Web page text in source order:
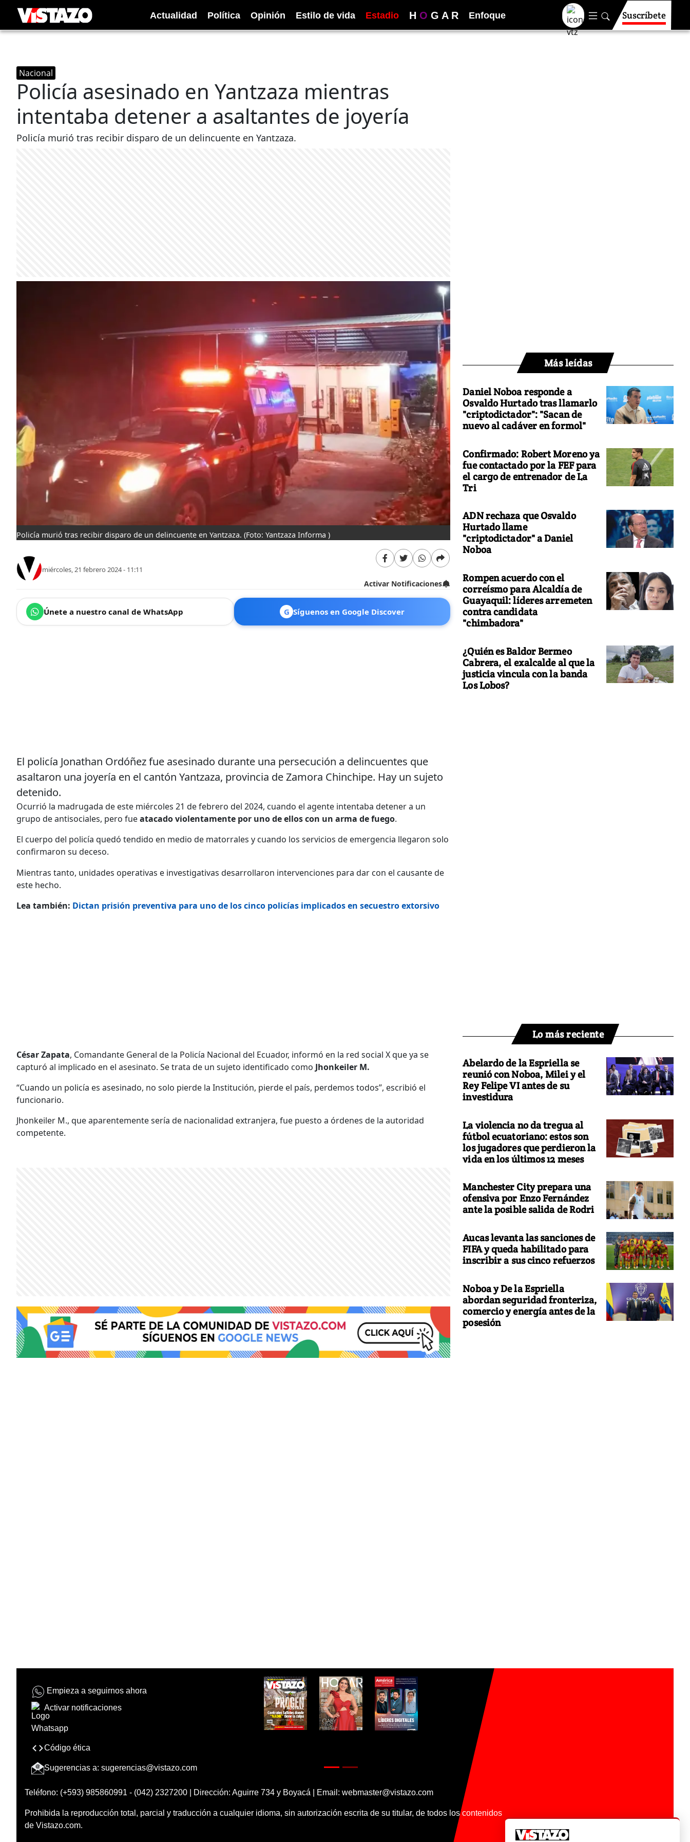
Actualidad Política Opinión Estilo de vida Estadio H O G A R Enfoque Suscríbete
Nacional
Policía asesinado en Yantzaza mientras
intentaba detener a asaltantes de joyería
Policía murió tras recibir disparo de un delincuente en Yantzaza.
Policía murió tras recibir disparo de un delincuente en Yantzaza. (Foto: Yantzaza Informa )
miércoles, 21 febrero 2024 - 11:11
Activar Notificaciones
Únete a nuestro canal de WhatsApp G Síguenos en Google Discover
El policía Jonathan Ordóñez fue asesinado durante una persecución a delincuentes que
asaltaron una joyería en el cantón Yantzaza, provincia de Zamora Chinchipe. Hay un sujeto
detenido.
Ocurrió la madrugada de este miércoles 21 de febrero del 2024, cuando el agente intentaba detener a un
grupo de antisociales, pero fueatacado violentamente por uno de ellos con un arma de fuego.
El cuerpo del policía quedó tendido en medio de matorrales y cuando los servicios de emergencia llegaron solo
confirmaron su deceso.
Mientras tanto, unidades operativas e investigativas desarrollaron intervenciones para dar con el causante de
este hecho.
Lea también: Dictan prisión preventiva para uno de los cinco policías implicados en secuestro extorsivo
César Zapata, Comandante General de la Policía Nacional del Ecuador, informó en la red social X que ya se
capturó al implicado en el asesinato. Se trata de un sujeto identificado como Jhonkeiler M.
“Cuando un policía es asesinado, no solo pierde la Institución, pierde el país, perdemos todos”, escribió el
funcionario.
Jhonkeiler M., que aparentemente sería de nacionalidad extranjera, fue puesto a órdenes de la autoridad
competente.
Más leídas
Daniel Noboa responde a
Osvaldo Hurtado tras llamarlo
"criptodictador": "Sacan de
nuevo al cadáver en formol"
Confirmado: Robert Moreno ya
fue contactado por la FEF para
el cargo de entrenador de La
Tri
ADN rechaza que Osvaldo
Hurtado llame
"criptodictador" a Daniel
Noboa
Rompen acuerdo con el
correísmo para Alcaldía de
Guayaquil: líderes arremeten
contra candidata
"chimbadora"
¿Quién es Baldor Bermeo
Cabrera, el exalcalde al que la
justicia vincula con la banda
Los Lobos?
Lo más reciente
Abelardo de la Espriella se
reunió con Noboa, Milei y el
Rey Felipe VI antes de su
investidura
La violencia no da tregua al
fútbol ecuatoriano: estos son
los jugadores que perdieron la
vida en los últimos 12 meses
Manchester City prepara una
ofensiva por Enzo Fernández
ante la posible salida de Rodri
Aucas levanta las sanciones de
FIFA y queda habilitado para
inscribir a sus cinco refuerzos
Noboa y De la Espriella
abordan seguridad fronteriza,
comercio y energía antes de la
posesión
Empieza a seguirnos ahora
Activar notificaciones
Código ética
Sugerencias a: sugerencias@vistazo.com
Teléfono: (+593) 985860991 - (042) 2327200 | Dirección: Aguirre 734 y Boyacá | Email: webmaster@vistazo.com
Prohibida la reproducción total, parcial y traducción a cualquier idioma, sin autorización escrita de su titular, de todos los contenidos
de Vistazo.com.